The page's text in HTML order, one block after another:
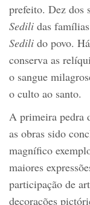
prefeito. Dez dos
Sedili das
Sedili do povo.
conserva as
o sangue
o culto ao santo.
A primeira pedra
as obras sido
magnífico
maiores
participação de
decorações